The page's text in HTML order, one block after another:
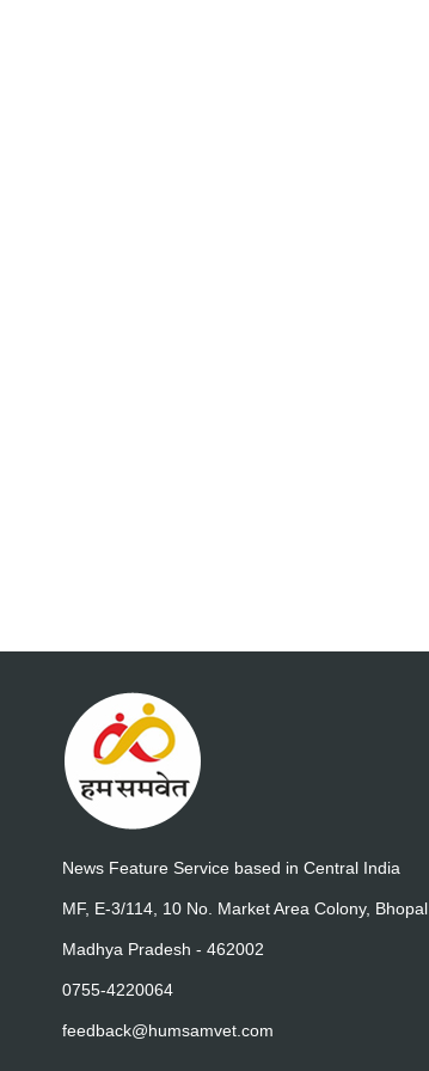
News Feature Service based in Central India
MF, E-3/114, 10 No. Market Area Colony, Bhopal
Madhya Pradesh - 462002
0755-4220064
feedback@humsamvet.com